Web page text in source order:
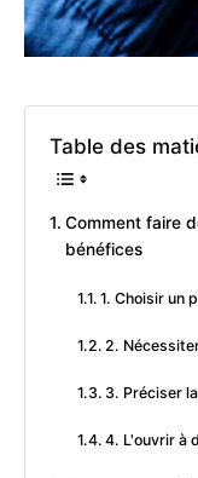
Table des
Comment faire
bénéfices
1. Choisir un
2.
3. Préciser
4. L'ouvrir à